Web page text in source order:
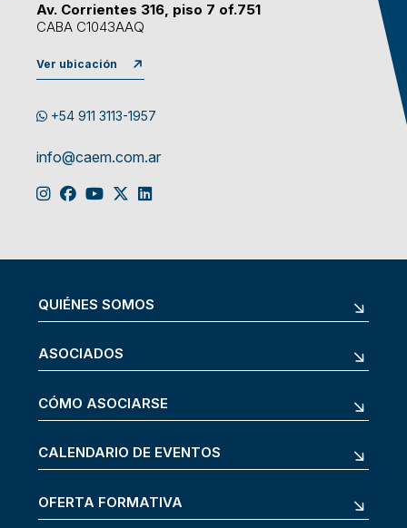
Av. Corrientes 316, piso 7 of.751
CABA C1043AAQ
Ver ubicación
+54 911 3113-1957
info@caem.com.ar
QUIÉNES SOMOS
ASOCIADOS
CÓMO ASOCIARSE
CALENDARIO DE EVENTOS
OFERTA FORMATIVA